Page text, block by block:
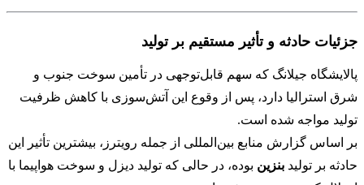
جزئیات حادثه و تأثیر مستقیم بر تولید
پالایشگاه جیلانگ که سهم قابل‌توجهی در تأمین سوخت جنوب و
شرق استرالیا دارد، پس از وقوع این آتش‌سوزی با کاهش ظرفیت
تولید مواجه شده است.
بر اساس گزارش منابع بین‌المللی از جمله رویترز، بیشترین تأثیر این
حادثه بر تولید بنزین بوده، در حالی که تولید دیزل و سوخت هواپیما با